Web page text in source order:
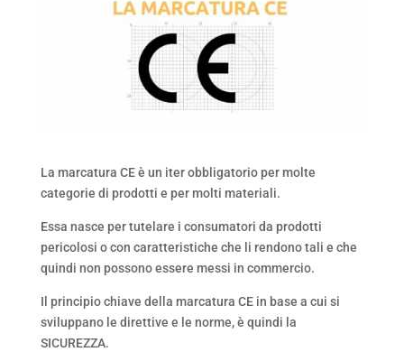
La marcatura CE è un iter obbligatorio per molte
categorie di prodotti e per molti materiali.
Essa nasce per tutelare i consumatori da prodotti
pericolosi o con caratteristiche che li rendono tali e che
quindi non possono essere messi in commercio.
Il principio chiave della marcatura CE in base a cui si
sviluppano le direttive e le norme, è quindi la
SICUREZZA.